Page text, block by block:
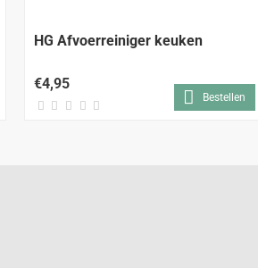
HG Afvoerreiniger keuken
€4,95
Bestellen